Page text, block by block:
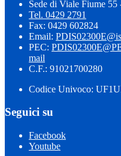
Sede di Viale Fiume
Tel. 0429 2791
Fax: 0429 602824
Email:
PEC:
mail
C.F.: 91021700280
Codice Univoco:
Seguici su
Facebook
Youtube